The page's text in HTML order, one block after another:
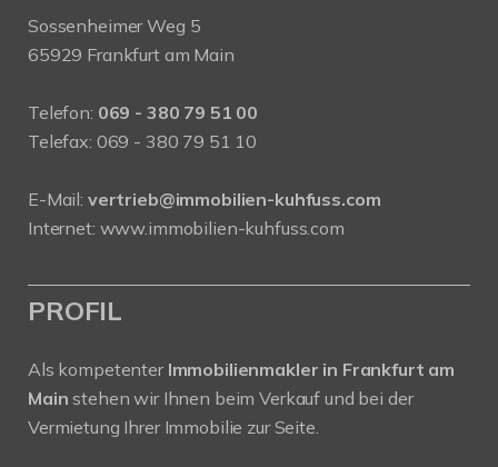
Sossenheimer Weg 5
65929 Frankfurt am Main
Telefon: 069 - 380 79 51 00
Telefax: 069 - 380 79 51 10
E-Mail: vertrieb@immobilien-kuhfuss.com
Internet: www.immobilien-kuhfuss.com
PROFIL
Als kompetenter Immobilienmakler in Frankfurt am
Main stehen wir Ihnen beim Verkauf und bei der
Vermietung Ihrer Immobilie zur Seite.